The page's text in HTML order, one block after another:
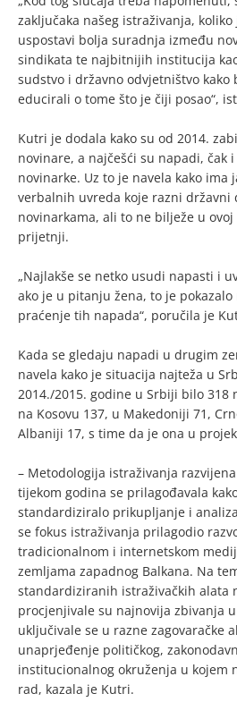
zaključaka našeg istraživanja,
uspostavi bolja suradnja između
sindikata te najbitnijih institucija
sudstvo i državno odvjetništvo kako
educirali o tome što je čiji posao“,
Kutri je dodala kako su od 2014.
novinare, a najčešći su napadi, čak
novinarke. Uz to je navela kako ima
verbalnih uvreda koje razni državni
novinarkama, ali to ne bilježe u
prijetnji.
„Najlakše se netko usudi napasti i
ako je u pitanju žena, to je pokazalo
praćenje tih napada“, poručila je
Kada se gledaju napadi u drugim
navela kako je situacija najteža u
2014./2015. godine u Srbiji bilo 318
na Kosovu 137, u Makedoniji 71,
Albaniji 17, s time da je ona u
– Metodologija istraživanja
tijekom godina se prilagođavala
standardiziralo prikupljanje i
se fokus istraživanja prilagodio
tradicionalnom i internetskom
zemljama zapadnog Balkana. Na
standardiziranih istraživačkih alata
procjenjivale su najnovija zbivanja
uključivale se u razne zagovaračke
unaprjeđenje političkog,
institucionalnog okruženja u kojem
rad, kazala je Kutri.